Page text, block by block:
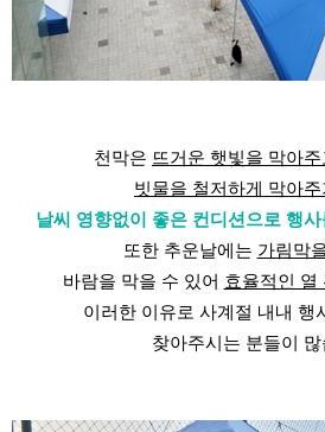
천막은 뜨거운 햇빛을 막아주
빗물을 철저하게 막아주
날씨 영향없이 좋은 컨디션으로 행
또한 추운날에는 가림막
바람을 막을 수 있어 효율적인 열
이러한 이유로 사계절 내내 행
찾아주시는 분들이